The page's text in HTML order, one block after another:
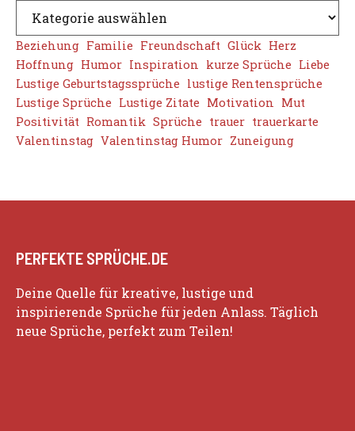
Beziehung Familie Freundschaft Glück Herz
Hoffnung Humor Inspiration kurze Sprüche Liebe
Lustige Geburtstagssprüche lustige Rentensprüche
Lustige Sprüche Lustige Zitate Motivation Mut
Positivität Romantik Sprüche trauer trauerkarte
Valentinstag Valentinstag Humor Zuneigung
PERFEKTE SPRÜCHE.DE
Deine Quelle für kreative, lustige und
inspirierende Sprüche für jeden Anlass. Täglich
neue Sprüche, perfekt zum Teilen!